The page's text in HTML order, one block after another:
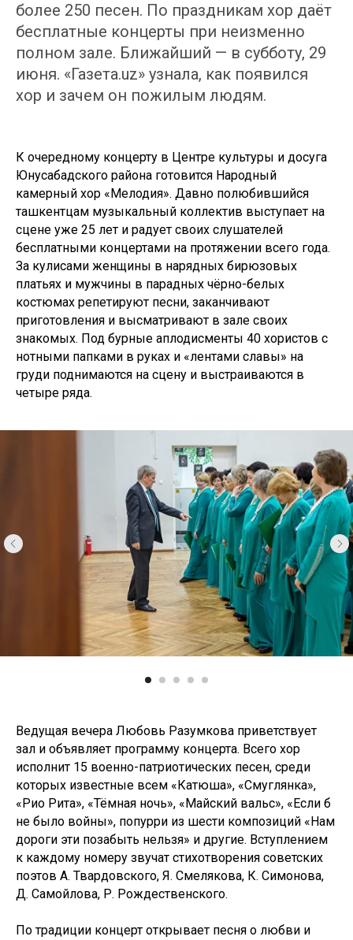
более 250 песен. По праздникам хор даёт
бесплатные концерты при неизменно
полном зале. Ближайший — в субботу, 29
июня. «Газета.uz» узнала, как появился
хор и зачем он пожилым людям.
К очередному концерту в Центре культуры и досуга
Юнусабадского района готовится Народный
камерный хор «Мелодия». Давно полюбившийся
ташкентцам музыкальный коллектив выступает на
сцене уже 25 лет и радует своих слушателей
бесплатными концертами на протяжении всего года.
За кулисами женщины в нарядных бирюзовых
платьях и мужчины в парадных чёрно-белых
костюмах репетируют песни, заканчивают
приготовления и высматривают в зале своих
знакомых. Под бурные аплодисменты 40 хористов с
нотными папками в руках и «лентами славы» на
груди поднимаются на сцену и выстраиваются в
четыре ряда.
Ведущая вечера Любовь Разумкова приветствует
зал и объявляет программу концерта. Всего хор
исполнит 15 военно-патриотических песен, среди
которых известные всем «Катюша», «Смуглянка»,
«Рио Рита», «Тёмная ночь», «Майский вальс», «Если б
не было войны», попурри из шести композиций «Нам
дороги эти позабыть нельзя» и другие. Вступлением
к каждому номеру звучат стихотворения советских
поэтов А. Твардовского, Я. Смелякова, К. Симонова,
Д. Самойлова, Р. Рождественского.
По традиции концерт открывает песня о любви и